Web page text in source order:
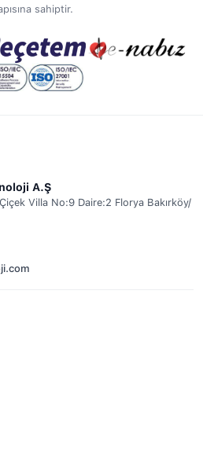
sahiptir.
A.Ş
Villa No:9 Daire:2 Florya Bakırköy/